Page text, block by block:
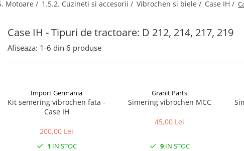
Motoare / 1.5.2. Cuzineti si accesorii / Vibrochen si biele / Case IH /
Case IH - Tipuri de tractoare: D 212, 214, 217, 219
Afiseaza: 1-6 din 6 produse
Import Germania
Kit semering vibrochen fata -
Case IH
200,00 Lei
1 IN STOC
Granit Parts
Simering vibrochen MCC
45,00 Lei
9IN STOC